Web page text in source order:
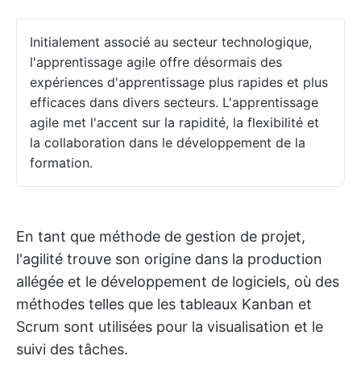
Initialement associé au secteur technologique,
l'apprentissage agile offre désormais des
expériences d'apprentissage plus rapides et plus
efficaces dans divers secteurs. L'apprentissage
agile met l'accent sur la rapidité, la flexibilité et
la collaboration dans le développement de la
formation.
En tant que méthode de gestion de projet,
l'agilité trouve son origine dans la production
allégée et le développement de logiciels, où des
méthodes telles que les tableaux Kanban et
Scrum sont utilisées pour la visualisation et le
suivi des tâches.